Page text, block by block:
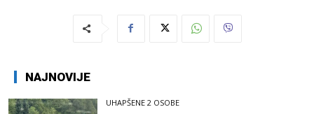
NAJNOVIJE
UHAPŠENE 2 OSOBE